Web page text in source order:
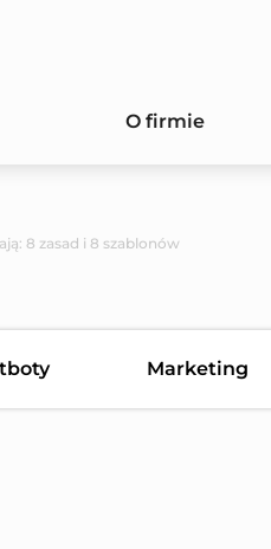
O firmie
8 zasad i 8 szablonów
Marketing